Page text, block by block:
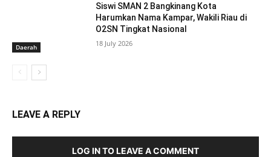
Daerah
Siswi SMAN 2 Bangkinang Kota
Harumkan Nama Kampar, Wakili Riau di
O2SN Tingkat Nasional
18 July 2026
LEAVE A REPLY
LOG IN TO LEAVE A COMMENT